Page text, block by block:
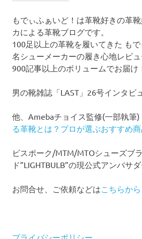
もでぃふぁいど！は革靴好きの革
カによる革靴ブログです。
100足以上の革靴を履いてきた も
名シューメーカーの履き心地レビ
900記事以上のボリュームでお届け
男の靴雑誌「LAST」26号インタビ
他、Amebaチョイス監修(一部執筆)
る革靴とは？プロが選ぶおすすめ
ビスポーク/MTM/MTOシューズブ
ド”LIGHTBULB”の現公式アンバサダ
お問合せ、ご依頼などは こちらから
プライバシーポリシー